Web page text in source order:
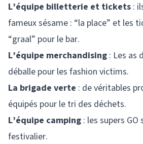
L’équipe billetterie et tickets :
fameux sésame : “la place” et les
“graal” pour le bar.
L’équipe merchandising : Les as
déballe pour les fashion victims.
La brigade verte : de véritables
équipés pour le tri des déchets.
L’équipe camping : les supers
festivalier.